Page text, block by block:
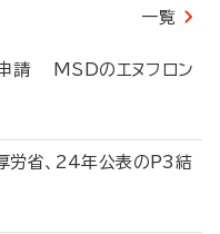
一覧
請 MSDのエヌフロン
省、24年公表のP3結